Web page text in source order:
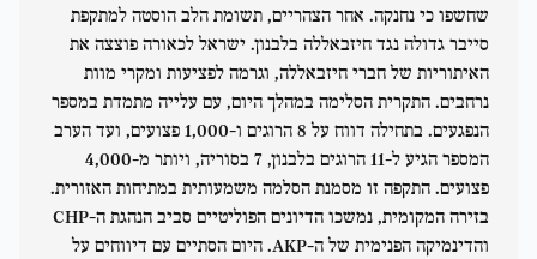
שחשפו כי נחנקה. אחר הצהריים, תשומת הלב הוסטה למתקפת
סייבר גדולה נגד חיזבאללה בלבנון. ישראל לכאורה פוצצה את
האיתוריות של חברי חיזבאללה, וגרמה לפציעות ומקרי מוות
נרחבים. התקרית הסלימה במהלך היום, עם עלייה מתמדת במספר
הנפגעים. בתחילה דווח על 8 הרוגים ו-1,000 פצועים, ועד הערב
המספר הגיע ל-11 הרוגים בלבנון, 7 בסוריה, ויותר מ-4,000
פצועים. התקפה זו מסמנת הסלמה משמעותית במתיחות האזורית.
בזירה המקומית, נמשכו הדיונים הפוליטיים סביב הנהגת ה-CHP
והדינמיקה הפנימית של ה-AKP. היום הסתיים עם דיווחים על